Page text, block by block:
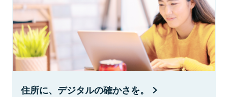
住所に、デジタルの確かさを。